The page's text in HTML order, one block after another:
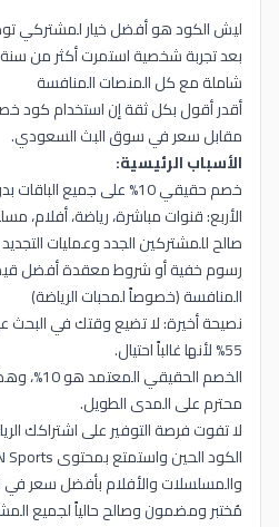
ليش الكود هو أفضل خيار لمشتركي
بعد تجربة شخصية استمرت أكثر من
شاملة مع كل المنصات المنافسة
أقدر أقول بكل ثقة إن استخدام كود
مقابل سعر في سوق البث السعودي.
الأسباب الرئيسية:
خصم حقيقي 10% على جميع
الأربع: قنوات مباشرة، رياضة، أفلام،
صالح للمشتركين الجدد وعمليات
رسوم خفية أو شروط معقدة أفضل
المنافسة (خصوصاً لمحبات الرياضة)
نصيحة أخيرة: لا تضيع وقتك في البحث
55% لأنها غالباً احتيال.
الخصم
محترم على المدى الطويل.
لا تفوت فرصة التوفير على اشتراكك
الكود الحين واستمتع بمحتوى beIN Sports الحصري
والمسلسلات والأفلام بأفضل سعر
مُختبر ومضمون وصالح حالياً لجميع